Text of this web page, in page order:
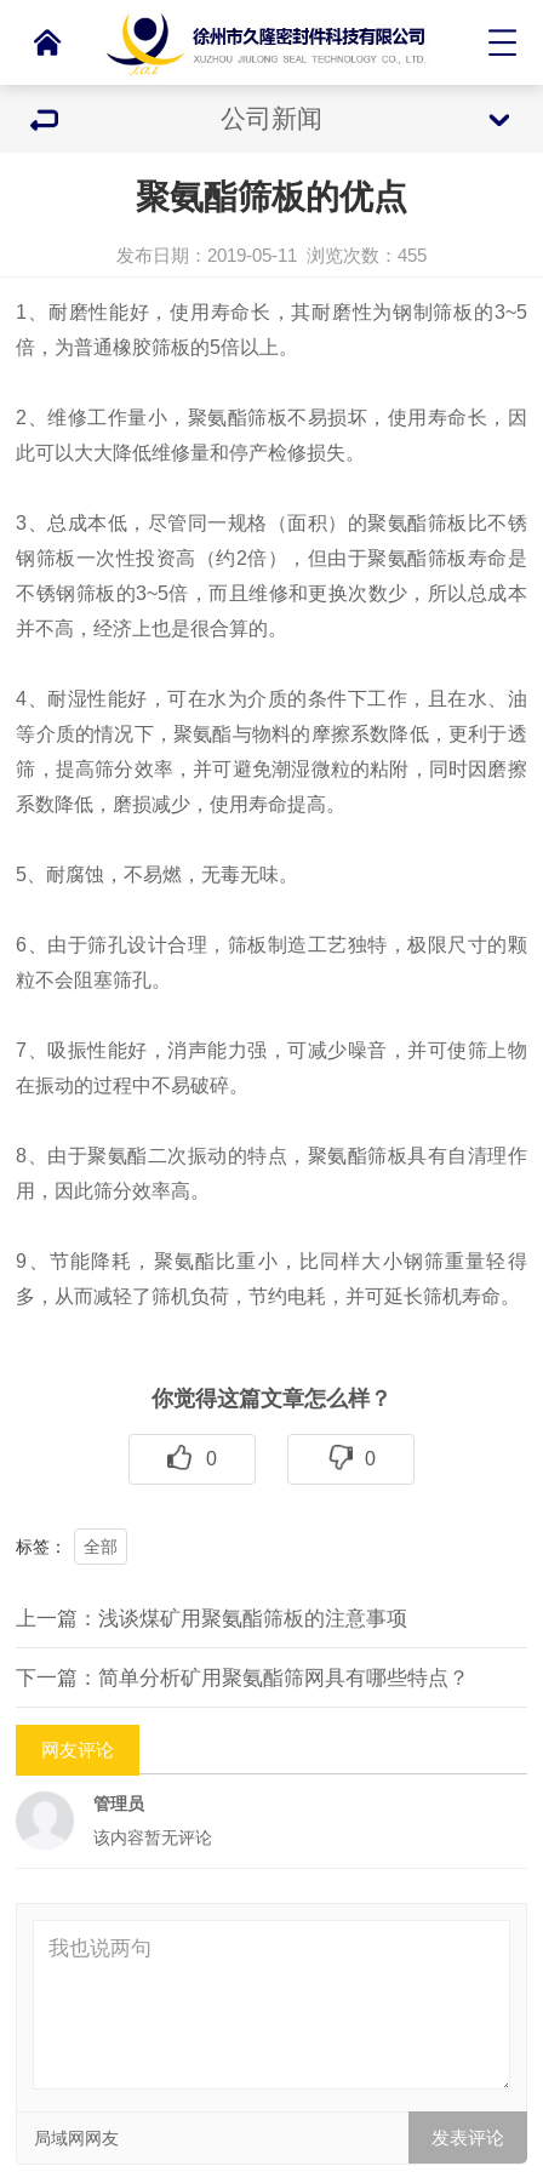
公司新闻
聚氨酯筛板的优点
发布日期：2019-05-11 浏览次数：455
1、耐磨性能好，使用寿命长，其耐磨性为钢制筛板的3~5
倍，为普通橡胶筛板的5倍以上。
2、维修工作量小， 聚氨酯筛板不易损坏，使用寿命长，因
此可以大大降低维修量和停产检修损失。
3、总成本低，尽管同一规格（面积）的聚氨酯筛板 比不锈
钢筛板一次性投资高（约2倍），但由于聚氨酯筛板寿命是
不锈钢筛板的3~5倍，而且维修和更换次数少，所以总成本
并不高，经济上也是很合算的。
4、耐湿性能好，可在水为介质的条件下工作，且在水、油
等介质的情况下，聚氨酯与物料的摩擦系数降低，更利于透
筛，提高筛分效率，并可避免潮湿微粒的粘附，同时因磨擦
系数降低，磨损减少，使用寿命提高。
5、耐腐蚀，不易燃，无毒无味。
6、由于筛孔设计合理，筛板制造工艺独特，极限尺寸的颗
粒不会阻塞筛孔。
7、吸振性能好，消声能力强，可减少噪音，并可使筛上物
在振动的过程中不易破碎。
8、由于聚氨酯二次振动的特点，聚氨酯筛板具有自清理作
用，因此筛分效率高。
9、节能降耗，聚氨酯比重小，比同样大小钢筛重量轻得
多，从而减轻了筛机负荷，节约电耗，并可延长筛机寿命。
你觉得这篇文章怎么样？
0 0
标签： 全部
上一篇：浅谈煤矿用聚氨酯筛板的注意事项
下一篇：简单分析矿用聚氨酯筛网具有哪些特点？
网友评论
管理员
该内容暂无评论
局域网网友